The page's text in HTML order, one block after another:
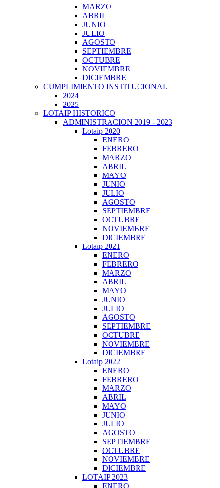
MARZO
ABRIL
JUNIO
JULIO
AGOSTO
SEPTIEMBRE
OCTUBRE
NOVIEMBRE
DICIEMBRE
CUMPLIMIENTO INSTITUCIONAL
2024
2025
LOTAIP HISTORICO
ADMINISTRACION 2019 - 2023
Lotaip 2020
ENERO
FEBRERO
MARZO
ABRIL
MAYO
JUNIO
JULIO
AGOSTO
SEPTIEMBRE
OCTUBRE
NOVIEMBRE
DICIEMBRE
Lotaip 2021
ENERO
FEBRERO
MARZO
ABRIL
MAYO
JUNIO
JULIO
AGOSTO
SEPTIEMBRE
OCTUBRE
NOVIEMBRE
DICIEMBRE
Lotaip 2022
ENERO
FEBRERO
MARZO
ABRIL
MAYO
JUNIO
JULIO
AGOSTO
SEPTIEMBRE
OCTUBRE
NOVIEMBRE
DICIEMBRE
LOTAIP 2023
ENERO